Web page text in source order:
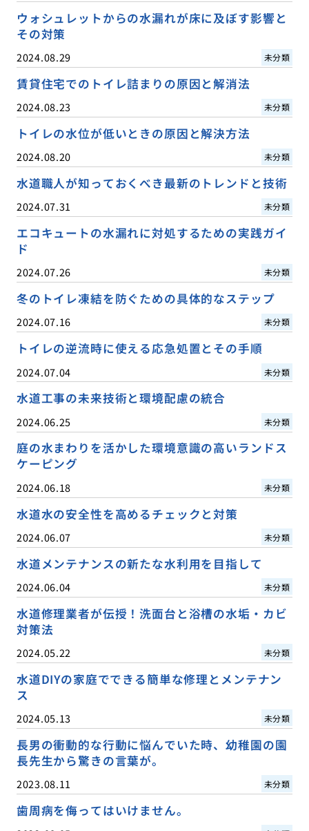
ウォシュレットからの水漏れが床に及ぼす影響と
その対策
2024.08.29 未分類
賃貸住宅でのトイレ詰まりの原因と解消法
2024.08.23 未分類
トイレの水位が低いときの原因と解決方法
2024.08.20 未分類
水道職人が知っておくべき最新のトレンドと技術
2024.07.31 未分類
エコキュートの水漏れに対処するための実践ガイ
ド
2024.07.26 未分類
冬のトイレ凍結を防ぐための具体的なステップ
2024.07.16 未分類
トイレの逆流時に使える応急処置とその手順
2024.07.04 未分類
水道工事の未来技術と環境配慮の統合
2024.06.25 未分類
庭の水まわりを活かした環境意識の高いランドス
ケーピング
2024.06.18 未分類
水道水の安全性を高めるチェックと対策
2024.06.07 未分類
水道メンテナンスの新たな水利用を目指して
2024.06.04 未分類
水道修理業者が伝授！洗面台と浴槽の水垢・カビ
対策法
2024.05.22 未分類
水道DIYの家庭でできる簡単な修理とメンテナン
ス
2024.05.13 未分類
長男の衝動的な行動に悩んでいた時、幼稚園の園
長先生から驚きの言葉が。
2023.08.11 未分類
歯周病を侮ってはいけません。